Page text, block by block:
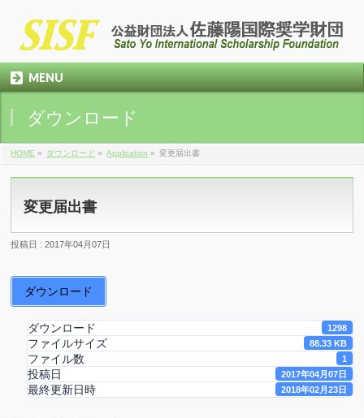
MENU
ダウンロード
HOME » ダウンロード » Application » 変更届出書
変更届出書
投稿日 : 2017年04月07日
ダウンロード
ダウンロード 1298
ファイルサイズ 88.33 KB
ファイル数 1
投稿日 2017年04月07日
最終更新日時 2018年02月23日